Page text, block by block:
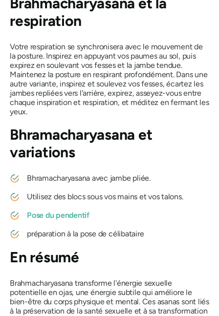
respiration
Votre respiration se synchronisera avec le mouvement de
la posture. Inspirez en appuyant vos paumes au sol, puis
expirez en soulevant vos fesses et la jambe tendue.
Maintenez la posture en respirant profondément. Dans une
autre variante, inspirez et soulevez vos fesses, écartez les
jambes repliées vers l'arrière, expirez, asseyez-vous entre
chaque inspiration et respiration, et méditez en fermant les
yeux.
Bhramacharyasana et
variations
Bhramacharyasana avec jambe pliée.
Utilisez des blocs sous vos mains et vos talons.
Pose du pendentif
préparation à la pose de célibataire
En résumé
Brahmacharyasana transforme l'énergie sexuelle
potentielle en ojas, une énergie subtile qui améliore le
bien-être du corps physique et mental. Ces asanas sont liés
à la préservation de la santé sexuelle et à sa transformation